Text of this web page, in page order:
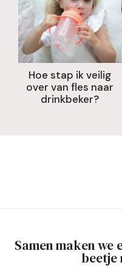
Hoe stap ik veilig
over van fles naar
drinkbeker?
Samen maken we